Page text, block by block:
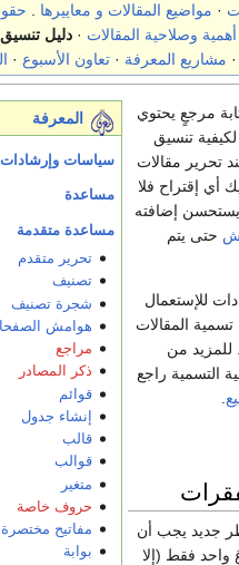
· مواضيع المقالات و معاييرها
أهمية وصلاحية المقالات ·دليل
· مشاريع المعرفة ·تعاون الأسبوع ·
المعرفة
سياسات وإرشادات
مساعدة
مساعدة متقدمة
تحرير متقدم
تصنيف
شجرة تصنيف
هوامش
مراجع
ذكر المصادر
قوائم
إنشاء جدول
قالب
قوالب
متغير
حروف خاصة
مفاتيح مختصرة
بوابة
مرجعٍ يحتوي
تنسيق
تحرير مقالات
أي إقتراح فلا
إضافته
حتى يتم
للإستعمال
تسمية المقالات
للمزيد من
التسمية راجع
جديد يجب أن
فقط (إلا